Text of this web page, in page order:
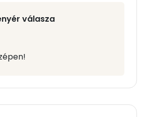
válasza